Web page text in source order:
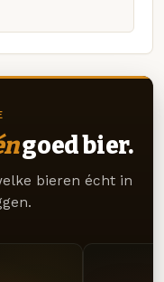
goed bier.
bieren écht in